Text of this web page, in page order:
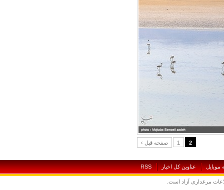
‹ صفحه قبل
عناوين کل اخبار RSS
مرغداری آزاد است.